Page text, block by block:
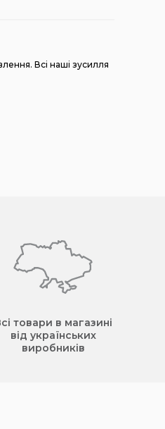
Всі наші зусилля
товари в магазині
від українських
виробників